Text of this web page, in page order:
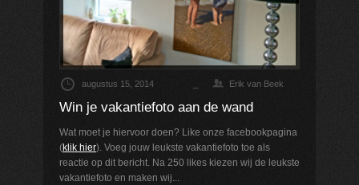
augustus 15, 2014 Erik van Beek
Win je vakantiefoto aan de wand
Wat moet je hiervoor doen? Like onze facebookpagina
(klik hier). Voeg jouw leukste vakantiefoto toe als
reactie op dit bericht. Na 250 likes kiezen wij de leukste
vakantiefoto en maken wij...